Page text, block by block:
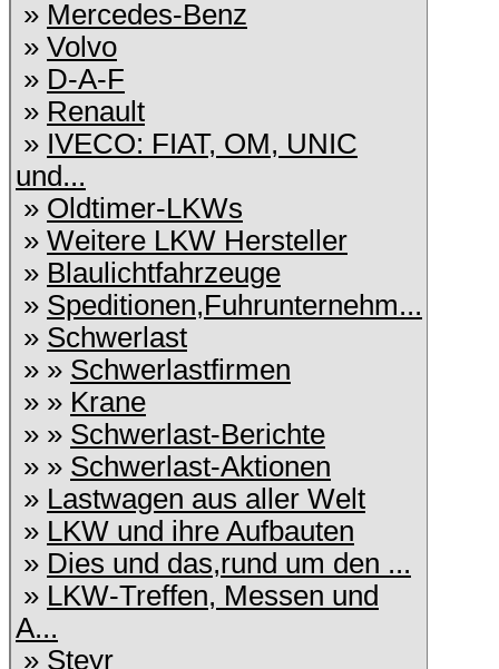
» Mercedes-Benz
» Volvo
» D-A-F
» Renault
» IVECO: FIAT, OM, UNIC
und...
» Oldtimer-LKWs
» Weitere LKW Hersteller
» Blaulichtfahrzeuge
» Speditionen,Fuhrunternehm...
» Schwerlast
» » Schwerlastfirmen
» » Krane
» » Schwerlast-Berichte
» » Schwerlast-Aktionen
» Lastwagen aus aller Welt
» LKW und ihre Aufbauten
» Dies und das,rund um den ...
» LKW-Treffen, Messen und
A...
» Steyr